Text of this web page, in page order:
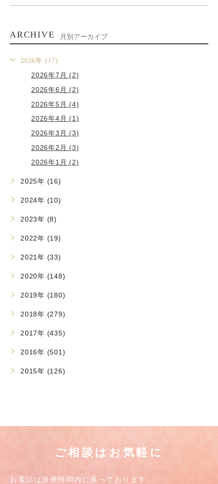
ARCHIVE 月別アーカイブ
2026年 (17)
2026年7月 (2)
2026年6月 (2)
2026年5月 (4)
2026年4月 (1)
2026年3月 (3)
2026年2月 (3)
2026年1月 (2)
2025年 (16)
2024年 (10)
2023年 (8)
2022年 (19)
2021年 (33)
2020年 (148)
2019年 (180)
2018年 (279)
2017年 (435)
2016年 (501)
2015年 (126)
ご相談はお気軽に
お電話は診療時間内に承っております。